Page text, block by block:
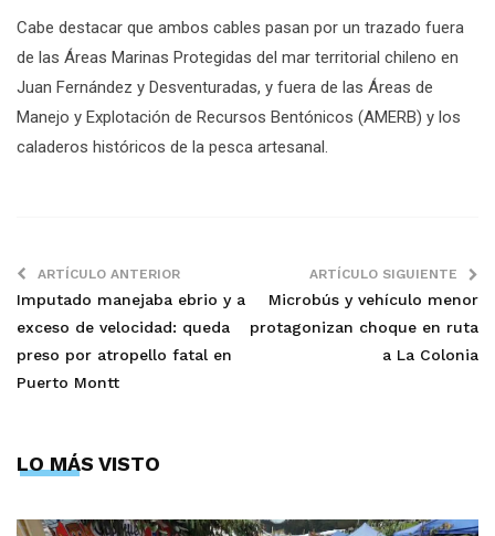
Cabe destacar que ambos cables pasan por un trazado fuera
de las Áreas Marinas Protegidas del mar territorial chileno en
Juan Fernández y Desventuradas, y fuera de las Áreas de
Manejo y Explotación de Recursos Bentónicos (AMERB) y los
caladeros históricos de la pesca artesanal.
ARTÍCULO ANTERIOR
Imputado manejaba ebrio y a
exceso de velocidad: queda
preso por atropello fatal en
Puerto Montt
ARTÍCULO SIGUIENTE
Microbús y vehículo menor
protagonizan choque en ruta
a La Colonia
LO MÁS VISTO